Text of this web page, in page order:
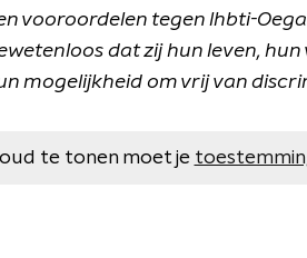
vooroordelen tegen lhbti-
dat zij hun leven,
mogelijkheid om vrij van
te tonen moet je